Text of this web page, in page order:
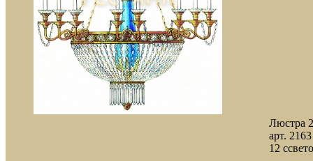
Люстра
арт. 2163
12